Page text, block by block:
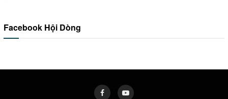
Facebook Hội Dòng